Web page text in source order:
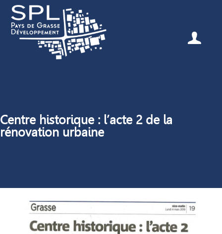
Centre historique : l’acte 2 de la
rénovation urbaine